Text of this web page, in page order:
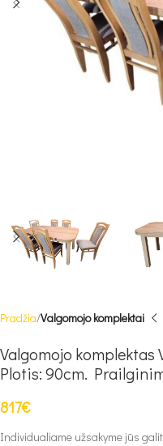
Pradžia Valgomojo komplektai
Valgomojo komplektas
Plotis: 90cm.
817€
Individualiame užsakyme jūs